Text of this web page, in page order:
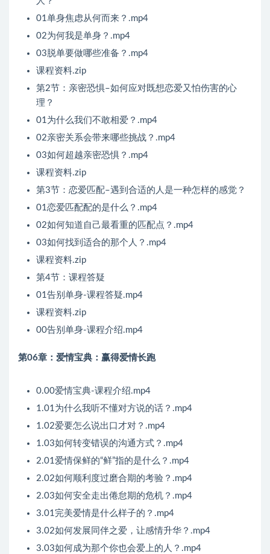
01单身焦虑从何而来？.mp4
02为何我是单身？.mp4
03脱单要做哪些准备？.mp4
课程资料.zip
第2节：亲密恐惧–如何应对既想恋爱又怕伤害的心
理？
01为什么我们不敢相爱？.mp4
02亲密关系会带来哪些挑战？.mp4
03如何超越亲密恐惧？.mp4
课程资料.zip
第3节：恋爱匹配–遇到合适的人是一种怎样的感觉？
01恋爱匹配配的是什么？.mp4
02如何知道自己最看重的匹配点？.mp4
03如何找到适合的那个人？.mp4
课程资料.zip
第4节：课程答疑
01告别单身-课程答疑.mp4
课程资料.zip
00告别单身-课程介绍.mp4
第06章：爱情宝典：赢得爱情长跑
0.00爱情宝典-课程介绍.mp4
1.01为什么我听不懂对方说的话？.mp4
1.02爱要怎么说出口才对？.mp4
1.03如何转变错误的沟通方式？.mp4
2.01爱情保鲜的“鲜”指的是什么？.mp4
2.02如何顺利度过磨合期的考验？.mp4
2.03如何安全走出倦怠期的危机？.mp4
3.01完美爱情是什么样子的？.mp4
3.02如何发展同伴之爱，让感情升华？.mp4
3.03如何成为那个你也会爱上的人？.mp4